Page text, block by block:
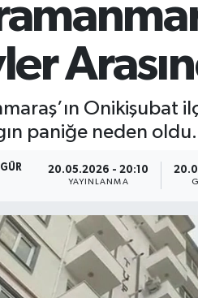
Onikişubat
paniğe neden oldu.
20.05.2026 - 20:10
YAYINLANMA
Fikstür